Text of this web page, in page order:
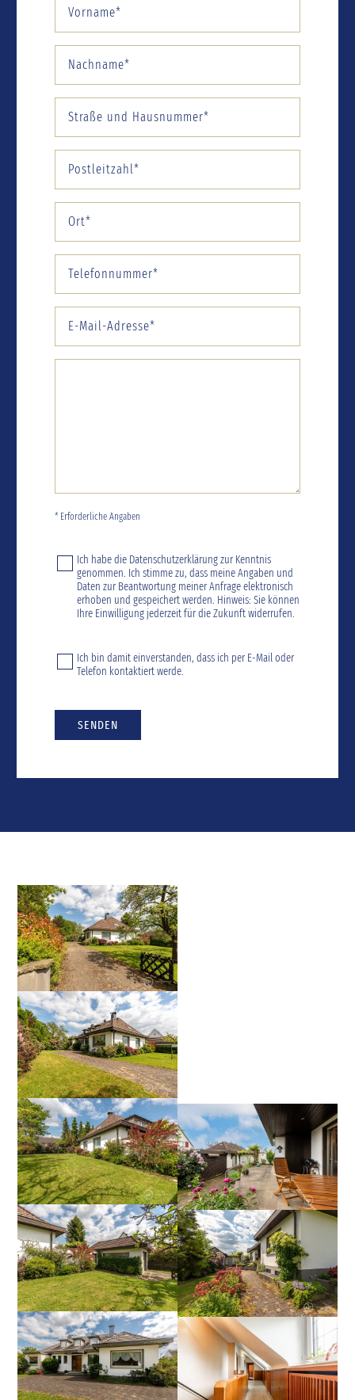
* Erforderliche Angaben
Ich habe die Datenschutzerklärungzur Kenntnis
genommen. Ich stimme zu, dass meine Angaben und
Daten zur Beantwortung meiner Anfrage elektronisch
erhoben und gespeichert werden. Hinweis: Sie können
Ihre Einwilligung jederzeit für die Zukunft widerrufen.
Ich bin damit einverstanden, dass ich per E-Mail oder
Telefon kontaktiert werde.
SENDEN